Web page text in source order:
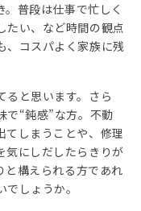
。普段は仕事で忙しく
たい、など時間の観点
、コスパよく家族に残
ると思います。さら
で“鈍感”な方。不動
てしまうことや、修理
気にしだしたらきりが
と構えられる方であれ
しょうか。